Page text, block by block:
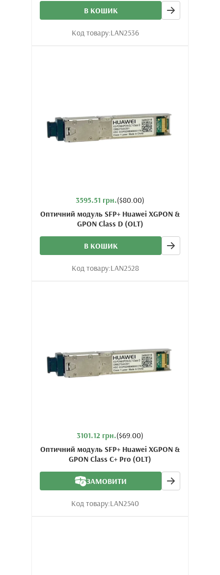
В КОШИК
Код товару:LAN2536
3595.51 грн.($80.00)
Оптичний модуль SFP+ Huawei XGPON &
GPON Class D (OLT)
В КОШИК
Код товару:LAN2528
3101.12 грн.($69.00)
Оптичний модуль SFP+ Huawei XGPON &
GPON Class C+ Pro (OLT)
ЗАМОВИТИ
Код товару:LAN2540